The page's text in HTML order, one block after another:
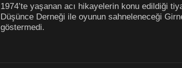
1974’te yaşanan acı hikayelerin konu edildiği
Düşünce Derneği ile oyunun sahneleneceği
göstermedi.